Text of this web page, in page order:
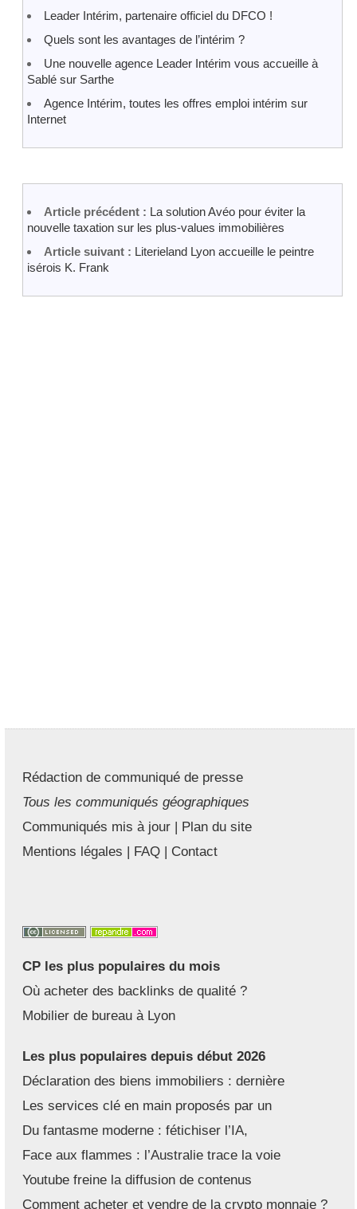
Leader Intérim, partenaire officiel du DFCO !
Quels sont les avantages de l’intérim ?
Une nouvelle agence Leader Intérim vous accueille à
Sablé sur Sarthe
Agence Intérim, toutes les offres emploi intérim sur
Internet
Article précédent : La solution Avéo pour éviter la
nouvelle taxation sur les plus-values immobilières
Article suivant : Literieland Lyon accueille le peintre
isérois K. Frank
Rédaction de communiqué de presse
Tous les communiqués géographiques
Communiqués mis à jour | Plan du site
Mentions légales | FAQ | Contact
CP les plus populaires du mois
Où acheter des backlinks de qualité ?
Mobilier de bureau à Lyon
Les plus populaires depuis début 2026
Déclaration des biens immobiliers : dernière
Les services clé en main proposés par un
Du fantasme moderne : fétichiser l’IA,
Face aux flammes : l’Australie trace la voie
Youtube freine la diffusion de contenus
Comment acheter et vendre de la crypto monnaie ?